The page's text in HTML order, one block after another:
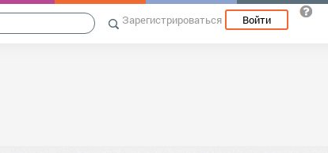
Зарегистрироваться Войти